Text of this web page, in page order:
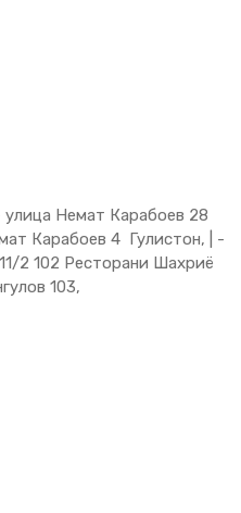
Немат Карабоев 28
Карабоев 4  Гулистон, | -
2 102 Ресторани Шахриё
103,